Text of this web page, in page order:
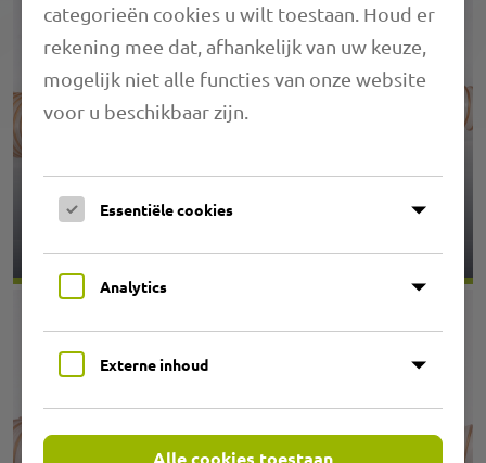
1,18 PRIMAFLEX SVK
categorieën cookies u wilt toestaan. Houd er
rekening mee dat, afhankelijk van uw keuze,
mogelijk niet alle functies van onze website
voor u beschikbaar zijn.
Essentiële cookies
Analytics
Externe inhoud